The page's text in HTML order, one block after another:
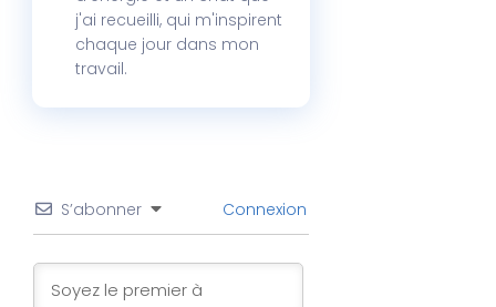
j'ai recueilli, qui m'inspirent
chaque jour dans mon
travail.
S’abonner Connexion